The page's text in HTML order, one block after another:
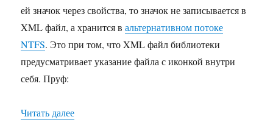
ей значок через свойства, то значок не записывается в
XML файл, а хранится вальтернативном потоке
NTFS. Это при том, что XML файл библиотеки
предусматривает указание файла с иконкой внутри
себя. Пруф:
Читать далее«В Windows 8.1 значки библиотек хранятся в